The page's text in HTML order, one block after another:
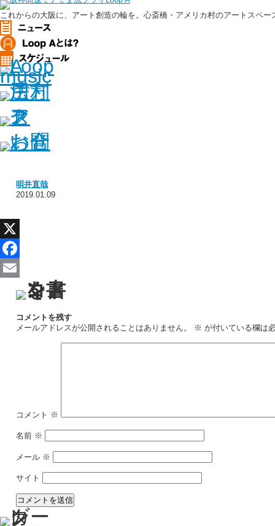
これからの大阪に、アート創造の輪を。心斎橋・アメリカ村のアートスペー
唄井直哉
2019.01.09
X
Facebook
コメントを残す
メールアドレスが公開されることはありません。
※ が付いている欄は
コメント ※
名前 ※
メール ※
サイト